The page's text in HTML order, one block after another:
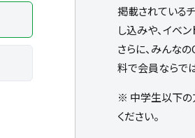
掲載されている
し込みや、イベ
さらに、みんな
料で会員ならで
※ 中学生以下の
ください。